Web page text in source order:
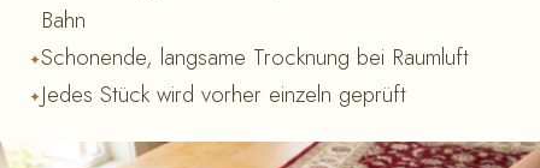
Bahn
Schonende, langsame Trocknung bei Raumluft
Jedes Stück wird vorher einzeln geprüft